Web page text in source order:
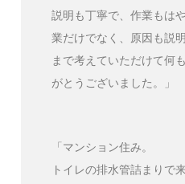
説明も丁寧で、作業もは
業だけでなく、原因も説
まで考えていただけて何
がとうございました。」
「マンション住み。
トイレの排水管詰まりで